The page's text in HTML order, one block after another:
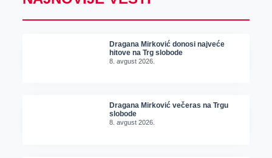
Dragana Mirković donosi najveće
hitove na Trg slobode
8. avgust 2026.
Dragana Mirković večeras na Trgu
slobode
8. avgust 2026.